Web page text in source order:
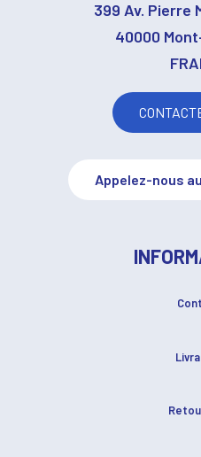
399 Av. Pierre
40000
Appelez-nous